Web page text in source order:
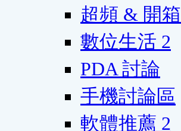
超頻 & 開箱
數位生活 2
PDA 討論
手機討論區
軟體推薦 2